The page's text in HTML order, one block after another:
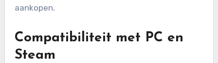
aankopen.
Compatibiliteit met PC en
Steam